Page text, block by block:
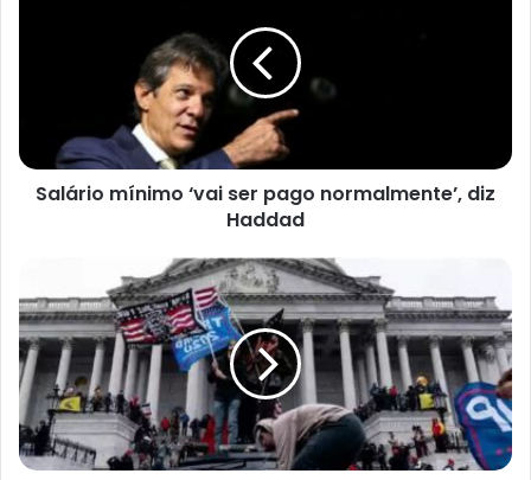
Haddad
Salário mínimo ‘vai ser pago normalmente’, diz
Haddad
em
Brasília
ocorre
dois
anos
após
ataque
ao